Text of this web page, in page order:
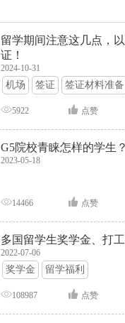
留学期间注意这几点，
证！
2024-10-31
机场 签证 签证材料准备
签证面试 签证申请攻略
5922 点赞
G5院校青睐怎样的学生？
2023-05-18
14466 点赞
多国留学生奖学金、打
2022-07-06
奖学金 留学福利
108987 点赞